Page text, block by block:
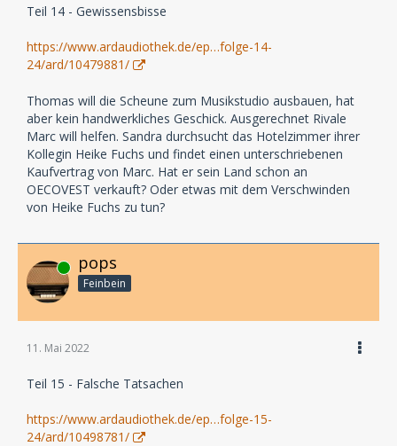
Teil 14 - Gewissensbisse
https://www.ardaudiothek.de/ep…folge-14-
24/ard/10479881/
Thomas will die Scheune zum Musikstudio ausbauen, hat
aber kein handwerkliches Geschick. Ausgerechnet Rivale
Marc will helfen. Sandra durchsucht das Hotelzimmer ihrer
Kollegin Heike Fuchs und findet einen unterschriebenen
Kaufvertrag von Marc. Hat er sein Land schon an
OECOVEST verkauft? Oder etwas mit dem Verschwinden
von Heike Fuchs zu tun?
Online pops
Feinbein
11. Mai 2022
Teil 15 - Falsche Tatsachen
https://www.ardaudiothek.de/ep…folge-15-
24/ard/10498781/